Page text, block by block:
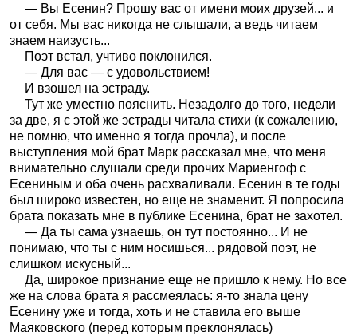
— Вы Есенин? Прошу вас от имени моих друзей... и
от себя. Мы вас никогда не слышали, а ведь читаем
знаем наизусть...
Поэт встал, учтиво поклонился.
— Для вас — с удовольствием!
И взошел на эстраду.
Тут же уместно пояснить. Незадолго до того, недели
за две, я с этой же эстрады читала стихи (к сожалению,
не помню, что именно я тогда прочла), и после
выступления мой брат Марк рассказал мне, что меня
внимательно слушали среди прочих Мариенгоф с
Есениным и оба очень расхваливали. Есенин в те годы
был широко известен, но еще не знаменит. Я попросила
брата показать мне в публике Есенина, брат не захотел.
— Да ты сама узнаешь, он тут постоянно... И не
понимаю, что ты с ним носишься... рядовой поэт, не
слишком искусный...
Да, широкое признание еще не пришло к нему. Но все
же на слова брата я рассмеялась: я-то знала цену
Есенину уже и тогда, хоть и не ставила его выше
Маяковского (перед которым преклонялась)